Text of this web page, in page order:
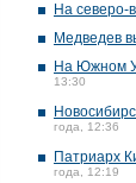
На северо-
Медведев
На Южном
13:30
года, 12:36
Патриарх
года, 12:19